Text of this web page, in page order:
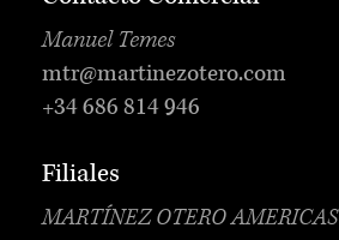
Manuel Temes
mtr@martinezotero.com
+34 686 814 946
Filiales
MARTÍNEZ OTERO AMERICAS